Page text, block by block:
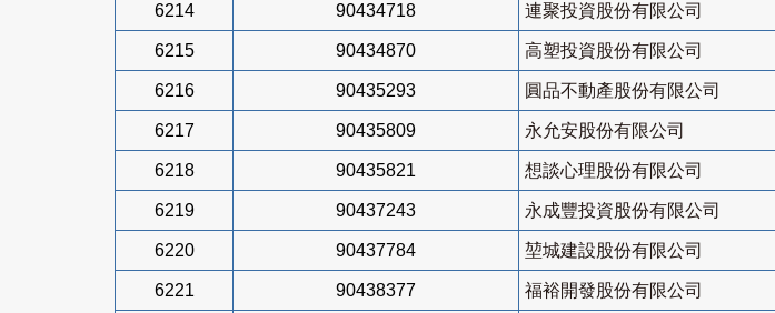
6214 90434718 連聚投資股份有限公司
6215 90434870 高塑投資股份有限公司
6216 90435293 圓品不動產股份有限公司
6217 90435809 永允安股份有限公司
6218 90435821 想談心理股份有限公司
6219 90437243 永成豐投資股份有限公司
6220 90437784 堃城建設股份有限公司
6221 90438377 福裕開發股份有限公司